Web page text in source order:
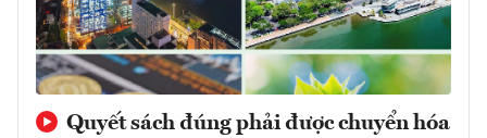
Quyết sách đúng phải được chuyển hóa